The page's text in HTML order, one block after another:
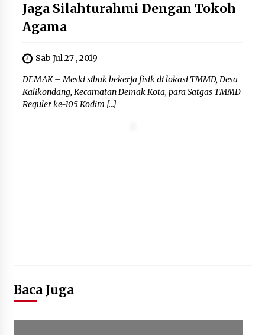
Pelantikan dan Sertijab Pejabat
Tinggi Kemhan
8 Agustus 2026
Jaga Silahturahmi Dengan Tokoh
Agama
Sab Jul 27 , 2019
DEMAK – Meski sibuk bekerja fisik di lokasi TMMD, Desa
Kalikondang, Kecamatan Demak Kota, para Satgas TMMD
Reguler ke-105 Kodim […]
Baca Juga